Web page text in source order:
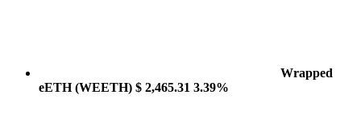
Wrapped
eETH(WEETH) $ 2,465.31 3.39%